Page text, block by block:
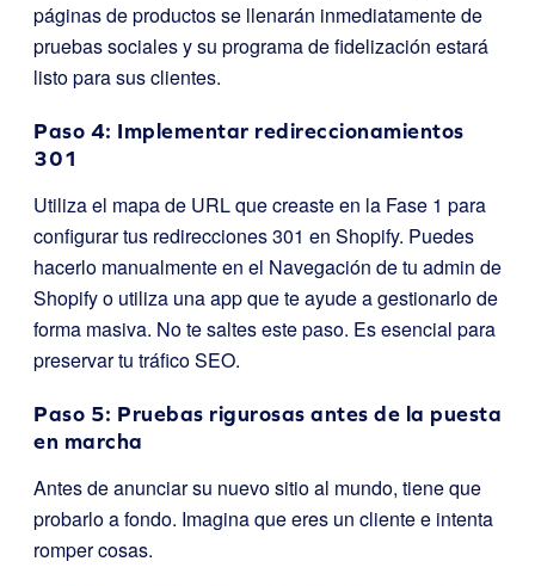
páginas de productos se llenarán inmediatamente de
pruebas sociales y su programa de fidelización estará
listo para sus clientes.
Paso 4: Implementar redireccionamientos
301
Utiliza el mapa de URL que creaste en la Fase 1 para
configurar tus redirecciones 301 en Shopify. Puedes
hacerlo manualmente en el Navegación de tu admin de
Shopify o utiliza una app que te ayude a gestionarlo de
forma masiva. No te saltes este paso. Es esencial para
preservar tu tráfico SEO.
Paso 5: Pruebas rigurosas antes de la puesta
en marcha
Antes de anunciar su nuevo sitio al mundo, tiene que
probarlo a fondo. Imagina que eres un cliente e intenta
romper cosas.